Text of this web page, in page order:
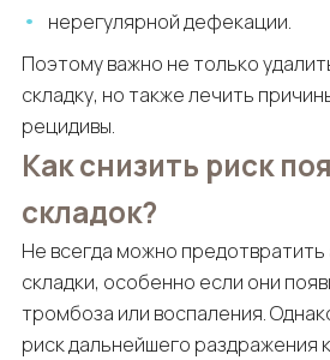
нерегулярной дефекации.
Поэтому важно не только
складку, но также лечить
рецидивы.
Как снизить риск
складок?
Не всегда можно
складки, особенно если они
тромбоза или воспаления.
риск дальнейшего раздражения